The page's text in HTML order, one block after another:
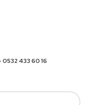
0532 433 60 16